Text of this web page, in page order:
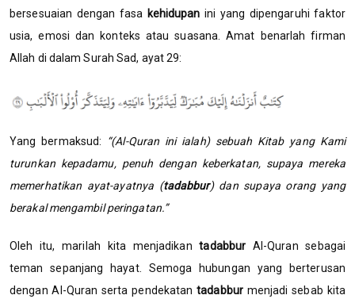
bersesuaian dengan fasa kehidupan ini yang dipengaruhi faktor
usia, emosi dan konteks atau suasana. Amat benarlah firman
Allah di dalam Surah Sad, ayat 29:
Yang bermaksud:
“(Al-Quran ini ialah) sebuah Kitab yang Kami
turunkan kepadamu, penuh dengan keberkatan, supaya mereka
memerhatikan ayat-ayatnya (tadabbur) dan supaya orang yang
berakal mengambil peringatan.”
Oleh itu, marilah kita menjadikantadabbur Al-Quran sebagai
teman sepanjang hayat. Semoga hubungan yang berterusan
dengan Al-Quran serta pendekatantadabburmenjadi sebab kita